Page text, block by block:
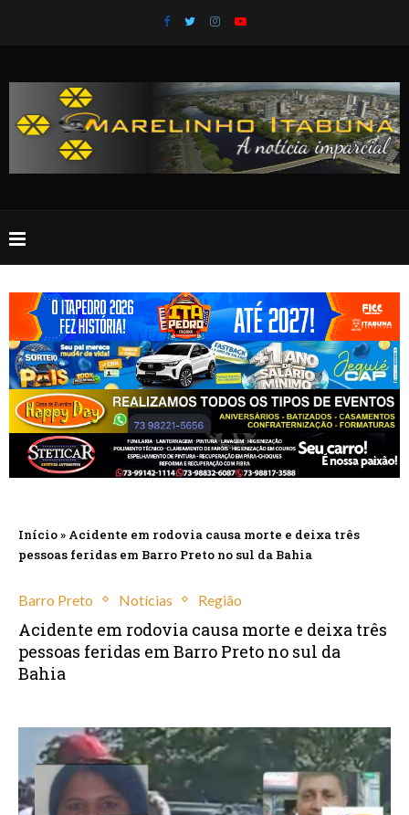
Início» Acidente em rodovia causa morte e deixa três
pessoas feridas em Barro Preto no sul da Bahia
Barro Preto Notícias Região
Acidente em rodovia causa morte e deixa três
pessoas feridas em Barro Preto no sul da
Bahia